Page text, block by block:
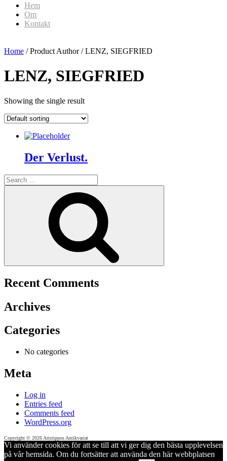
Hem
Om
Kontakt
Home / Product Author / LENZ, SIEGFRIED
LENZ, SIEGFRIED
Showing the single result
Der Verlust.
Search
for:
Recent Comments
Archives
Categories
No categories
Meta
Log in
Entries feed
Comments feed
WordPress.org
Copyright © 2026 Aristippos Antikvariat
Vi använder cookies för att se till att vi ger dig den bästa upplevelsen
på vår hemsida. Om du fortsätter att använda den här webbplatsen